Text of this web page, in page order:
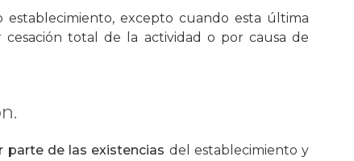
excepto cuando esta última
total de la actividad o por causa de
parte de las existencias del establecimiento y